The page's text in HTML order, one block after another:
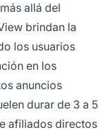
allá del
brindan la
los usuarios
en los
anuncios
durar de 3 a 5
afiliados directos